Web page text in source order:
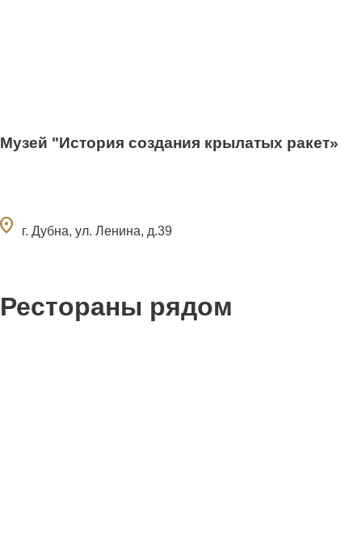
Музей "История создания крылатых ракет»
г. Дубна, ул. Ленина, д.39
Рестораны рядом